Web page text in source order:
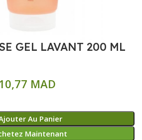
GEL LAVANT 200 ML
MAD
Au Panier
Maintenant